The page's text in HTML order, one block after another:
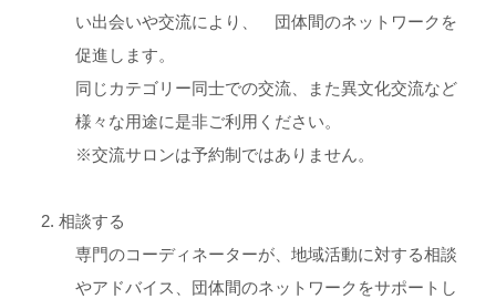
い出会いや交流により、 団体間のネットワークを
促進します。
同じカテゴリー同士での交流、また異文化交流など
様々な用途に是非ご利用ください。
※交流サロンは予約制ではありません。
相談する
専門のコーディネーターが、地域活動に対する相談
やアドバイス、団体間のネットワークをサポートし